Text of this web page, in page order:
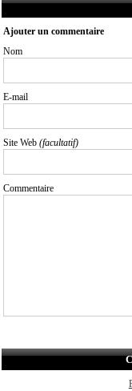
Ajouter un commentaire
Nom
E-mail
Site Web (facultatif)
Commentaire